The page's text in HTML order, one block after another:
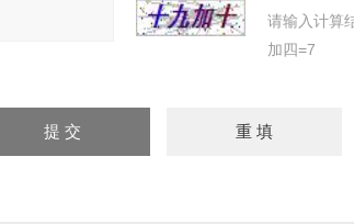
请输入计算
加四=7